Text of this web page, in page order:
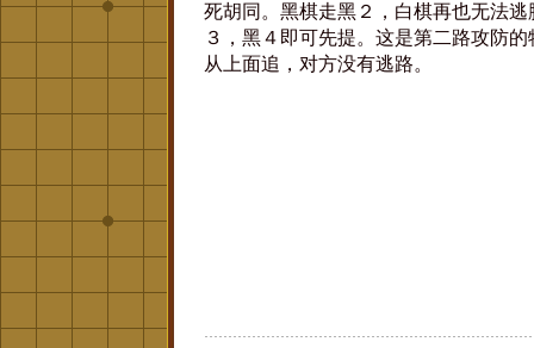
死胡同。黑棋走黑２，白棋再也无法逃
３，黑４即可先提。这是第二路攻防
从上面追，对方没有逃路。